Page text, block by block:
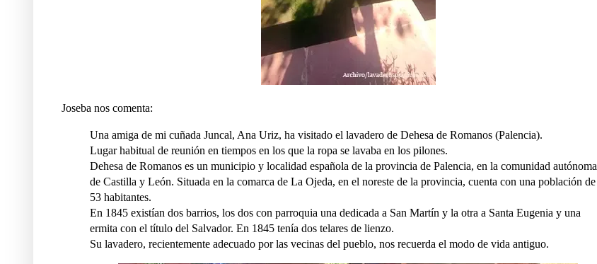
Joseba nos comenta:
Una amiga de mi cuñada Juncal, Ana Uriz, ha visitado el lavadero de Dehesa de Romanos (Palencia).
Lugar habitual de reunión en tiempos en los que la ropa se lavaba en los pilones.
Dehesa de Romanos es un municipio y localidad española de la provincia de Palencia, en la comunidad autónoma
de Castilla y León. Situada en la comarca de La Ojeda, en el noreste de la provincia, cuenta con una población de
53 habitantes.
En 1845 existían dos barrios, los dos con parroquia una dedicada a San Martín y la otra a Santa Eugenia y una
ermita con el título del Salvador. En 1845 tenía dos telares de lienzo.
Su lavadero, recientemente adecuado por las vecinas del pueblo, nos recuerda el modo de vida antiguo.